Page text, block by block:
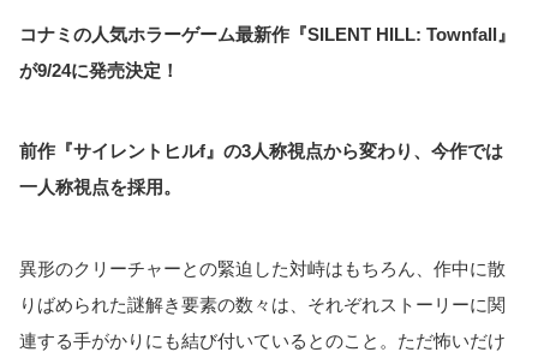
コナミの人気ホラーゲーム最新作『SILENT HILL: Townfall』
が9/24に発売決定！
前作『サイレントヒルf』の3人称視点から変わり、今作では
一人称視点を採用。
異形のクリーチャーとの緊迫した対峙はもちろん、作中に散
りばめられた謎解き要素の数々は、それぞれストーリーに関
連する手がかりにも結び付いているとのこと。ただ怖いだけ